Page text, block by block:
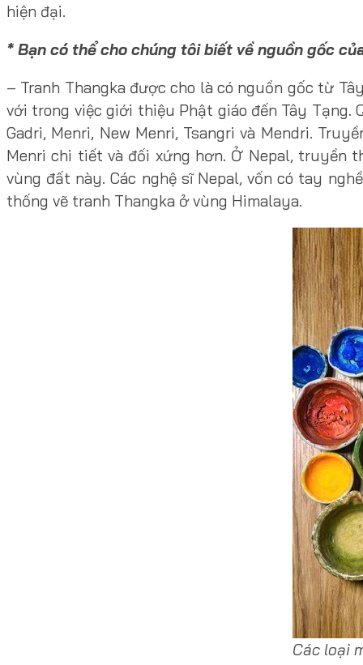
hiện đại.
* Bạn có thể cho chúng tôi biết về nguồn gốc
– Tranh Thangka được cho là có nguồn gốc từ
với trong việc giới thiệu Phật giáo đến Tây Tạng.
Gadri, Menri, New Menri, Tsangri và Mendri.
Menri chi tiết và đối xứng hơn. Ở Nepal, truyền
vùng đất này. Các nghệ sĩ Nepal, vốn có tay
thống vẽ tranh Thangka ở vùng Himalaya.
Các loại